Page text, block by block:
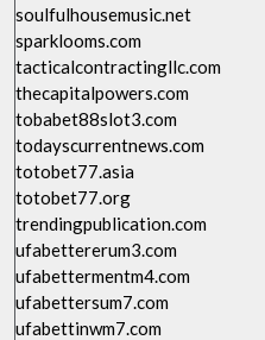
soulfulhousemusic.net
sparklooms.com
tacticalcontractingllc.com
thecapitalpowers.com
tobabet88slot3.com
todayscurrentnews.com
totobet77.asia
totobet77.org
trendingpublication.com
ufabettererum3.com
ufabettermentm4.com
ufabettersum7.com
ufabettinwm7.com